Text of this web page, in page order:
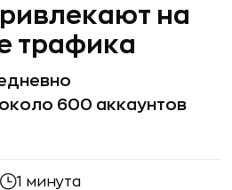
на
трафика
600 аккаунтов
1 минута